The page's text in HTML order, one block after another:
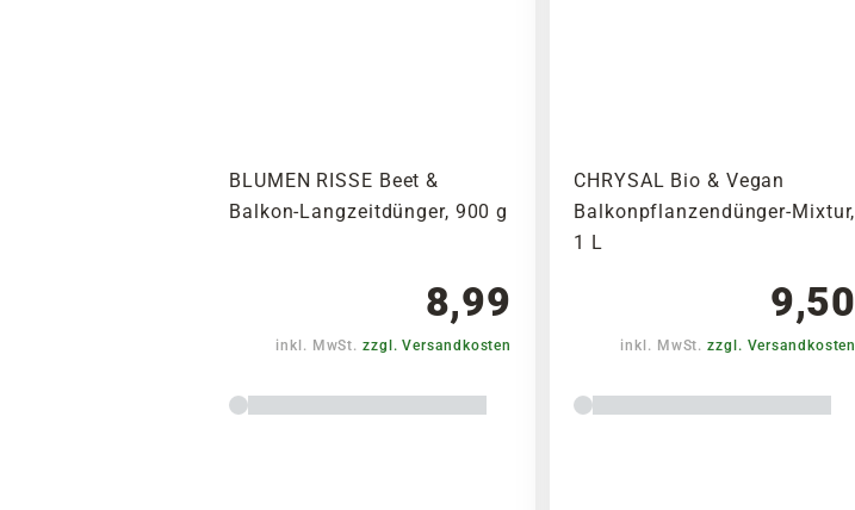
BLUMEN RISSE Beet &
Balkon-Langzeitdünger, 900 g
8,99
inkl. MwSt.zzgl. Versandkosten
CHRYSAL Bio & Vegan
Balkonpflanzendünger-Mixtur,
1 L
9,50
inkl. MwSt.zzgl. Versandkosten